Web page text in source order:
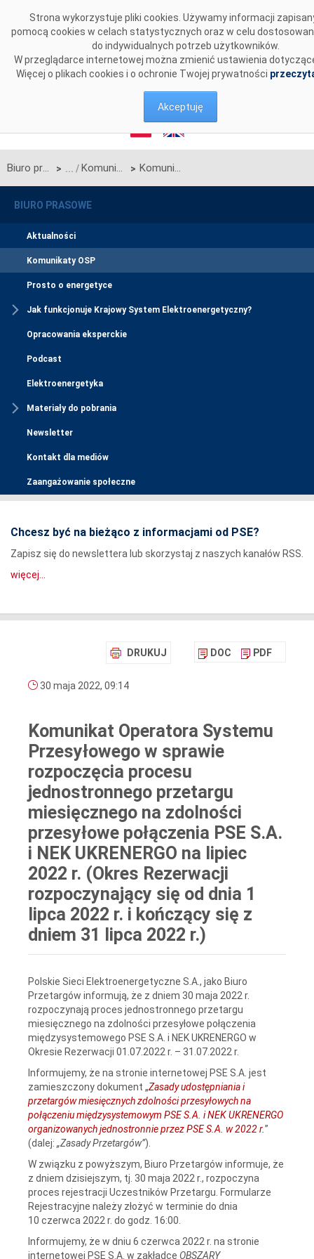
Strona wykorzystuje pliki cookies. Używamy informacji
pomocą cookies w celach statystycznych oraz w celu
do indywidualnych potrzeb użytkowników.
W przeglądarce internetowej można zmienić ustawienia
Więcej o plikach cookies i o ochronie Twojej prywatności
Akceptuję
Biuro prasowe > Komunikaty OSP > Komunikat Operatora Systemu Przesyłowego w sprawie rozpoczęcia procesu jednostronnego przetargu miesięcznego na zdolności przesyłowe połączenia PSE S.A. i NEK UKRENERGO na lipiec 2022 r. (Okres Rezerwacji rozpoczynający się od dnia 1 lipca 2022 r. i kończący się z dniem 31 lipca 2022 r.)
BIURO PRASOWE
Aktualności
Komunikaty OSP
Prosto o energetyce
Jak funkcjonuje Krajowy System Elektroenergetyczny?
Opracowania eksperckie
Podcast
Elektroenergetyka
Materiały do pobrania
Newsletter
Kontakt dla mediów
Zaangażowanie społeczne
Chcesz być na bieżąco z informacjami od PSE?
Zapisz się do newslettera lub skorzystaj z naszych kanałów RSS.
więcej...
DRUKUJ DOC PDF
30 maja 2022, 09:14
Komunikat Operatora Systemu
Przesyłowego w sprawie
rozpoczęcia procesu
jednostronnego przetargu
miesięcznego na zdolności
przesyłowe połączenia PSE S.A.
i NEK UKRENERGO na lipiec
2022 r. (Okres Rezerwacji
rozpoczynający się od dnia 1
lipca 2022 r. i kończący się z
dniem 31 lipca 2022 r.)
Polskie Sieci Elektroenergetyczne S.A., jako Biuro
Przetargów informują, że z dniem 30 maja 2022 r.
rozpoczynają proces jednostronnego przetargu
miesięcznego na zdolności przesyłowe połączenia
międzysystemowego PSE S.A. i NEK UKRENERGO w
Okresie Rezerwacji 01.07.2022 r. – 31.07.2022 r.
Informujemy, że na stronie internetowej PSE S.A. jest
zamieszczony dokument „Zasady udostępniania i
przetargów miesięcznych zdolności przesyłowych na
połączeniu międzysystemowym PSE S.A. i NEK UKRENERGO
organizowanych jednostronnie przez PSE S.A. w 2022 r.”
(dalej: „Zasady Przetargów”).
W związku z powyższym, Biuro Przetargów informuje, że
z dniem dzisiejszym, tj. 30 maja 2022 r., rozpoczyna
proces rejestracji Uczestników Przetargu. Formularze
Rejestracyjne należy złożyć w terminie do dnia
10 czerwca 2022 r. do godz. 16:00.
Informujemy, że w dniu 6 czerwca 2022 r. na stronie
internetowej PSE S.A. w zakładce OBSZARY